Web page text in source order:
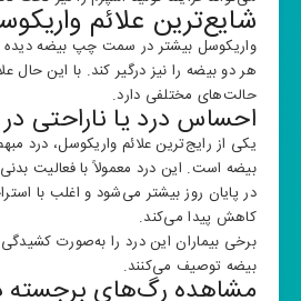
شایع‌ترین علائم
واریکوسل بیشتر در سمت چپ بیضه
هر دو بیضه را نیز درگیر کند. با این حال
حالت‌های مختلفی دارد.
احساس درد یا ناراحتی
یکی از رایج‌ترین علائم واریکوسل، درد
بیضه است. این درد معمولاً با فعالیت
در پایان روز بیشتر می‌شود و اغلب با
کاهش پیدا می‌کند.
برخی بیماران این درد را به‌صورت
بیضه توصیف می‌کنند.
مشاهده رگ‌های برجسته